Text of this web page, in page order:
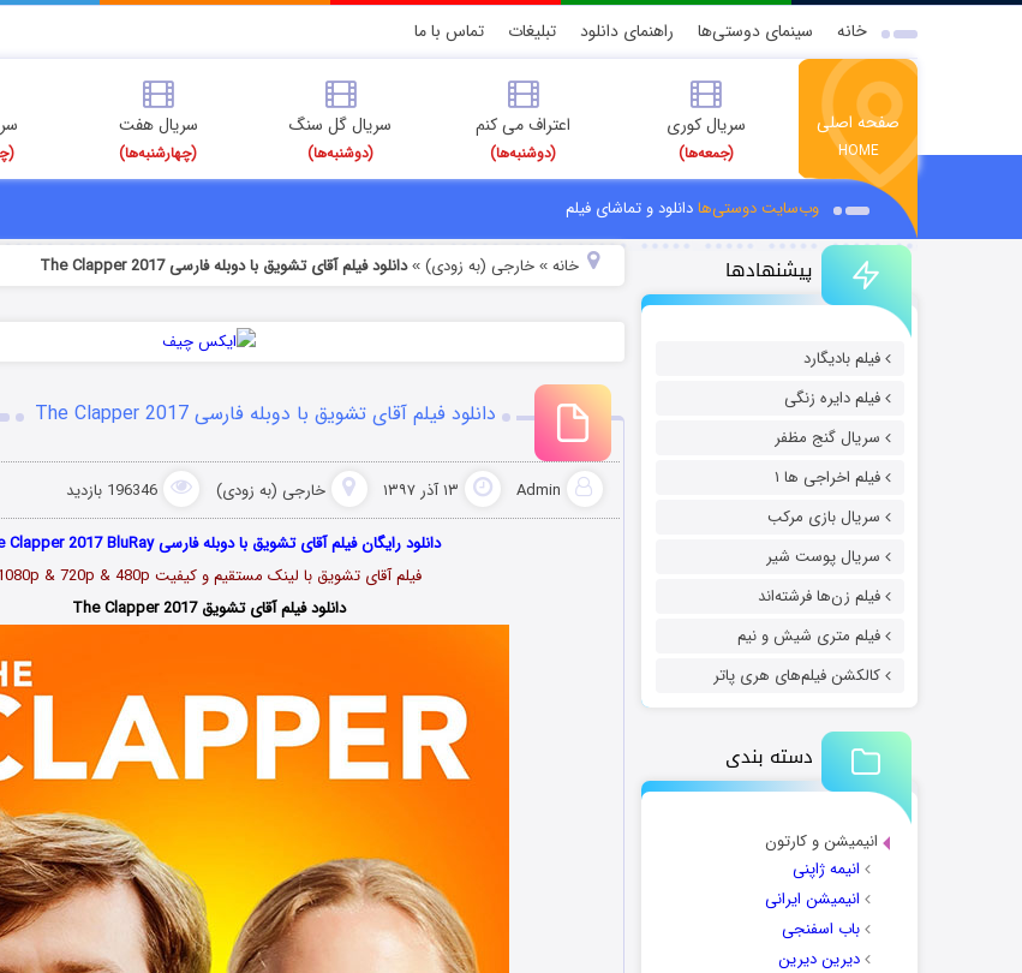
خانه سینمای دوستی‌ها راهنمای دانلود تبلیغات تماس با ما
صفحه اصلی
HOME
سریال کوری
(جمعه‌ها)
اعتراف می کنم
(دوشنبه‌ها)
سریال گل سنگ
(دوشنبه‌ها)
سریال هفت
(چهارشنبه‌ها)
وب‌سایت دوستی‌هادانلود و تماشای فیلم
پیشنهادها
فیلم بادیگارد
فیلم دایره زنگی
سریال گنج مظفر
فیلم اخراجی ها ۱
سریال بازی مرکب
سریال پوست شیر
فیلم زن‌ها فرشته‌اند
فیلم متری شیش و نیم
کالکشن فیلم‌های هری پاتر
دسته بندی
انیمیشن و کارتون
انیمه ژاپنی
انیمیشن ایرانی
باب اسفنجی
دیرین دیرین
خانه» خارجی (به زودی)»دانلود فیلم آقای تشویق با دوبله فارسی The Clapper 2017
دانلود فیلم آقای تشویق با دوبله فارسی The Clapper 2017
Admin ۱۳ آذر ۱۳۹۷ خارجی (به زودی) 196346 بازدید
دانلود رایگان فیلم آقای تشویق با دوبله فارسی The Clapper 2017 BluRay
فیلم آقای تشویق با لینک مستقیم و کیفیت 1080p & 720p & 480p
دانلود فیلم آقای تشویق The Clapper 2017